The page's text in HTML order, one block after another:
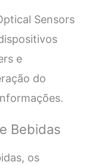
Sensors
e
do
Bebidas
os